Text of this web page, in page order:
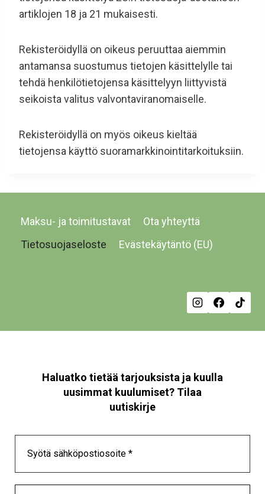
artiklojen 18 ja 21 mukaisesti.
Rekisteröidyllä on oikeus peruuttaa aiemmin
antamansa suostumus tietojen käsittelylle tai
tehdä henkilötietojensa käsittelyyn liittyvistä
seikoista valitus valvontaviranomaiselle.
Rekisteröidyllä on myös oikeus kieltää
tietojensa käyttö suoramarkkinointitarkoituksiin.
Maksu- ja toimitustavat
Ota yhteyttä
Tietosuojaseloste
Evästekäytäntö (EU)
Haluatko tietää tarjouksista ja kuulla
uusimmat kuulumiset? Tilaa
uutiskirje